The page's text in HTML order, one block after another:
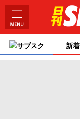
サブスク 新着